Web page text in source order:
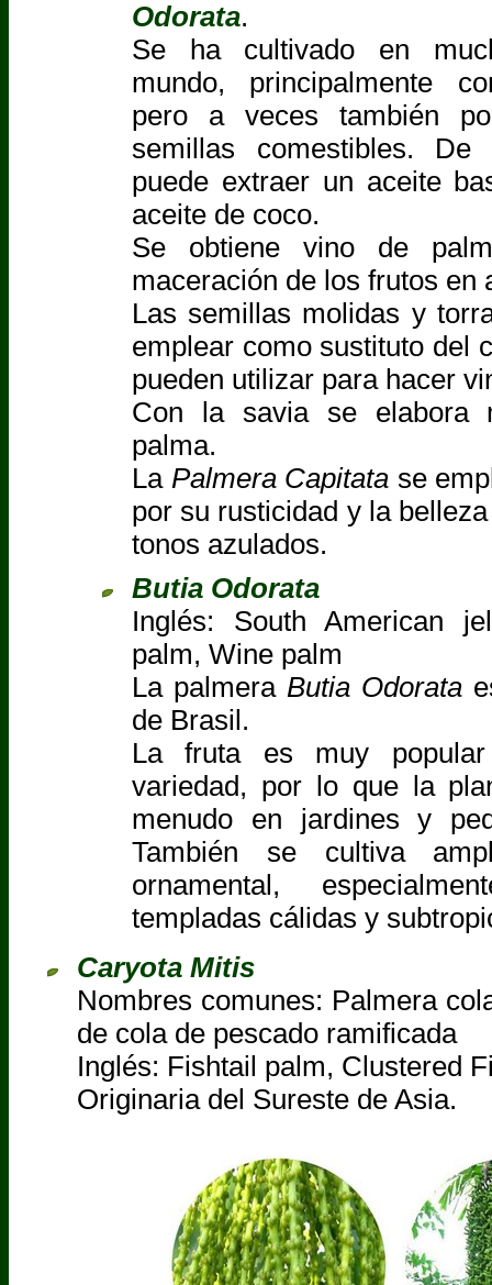
Odorata.
Se ha cultivado en
mundo, principalmente
pero a veces también
semillas comestibles.
puede extraer un aceite
aceite de coco.
Se obtiene vino de
maceración de los frutos en
Las semillas molidas y
emplear como sustituto del
pueden utilizar para hacer
Con la savia se elabora
palma.
La Palmera Capitata se
por su rusticidad y la
tonos azulados.
Butia Odorata
Inglés: South American
palm, Wine palm
La palmera Butia Odorata
de Brasil.
La fruta es muy
variedad, por lo que la
menudo en jardines y
También se cultiva
ornamental,
templadas cálidas y
Caryota Mitis
Nombres comunes: Palmera
de cola de pescado ramificada
Inglés: Fishtail palm, Clustered
Originaria del Sureste de Asia.